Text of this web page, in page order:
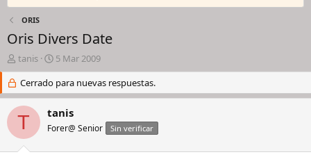
ORIS
Oris Divers Date
I
n
c
i
a
d
o
tanis
F
e
c
h
d
e
5 Mar 2009
Cerrado para nuevas respuestas.
T tanis
Forer@ Senior Sin verificar